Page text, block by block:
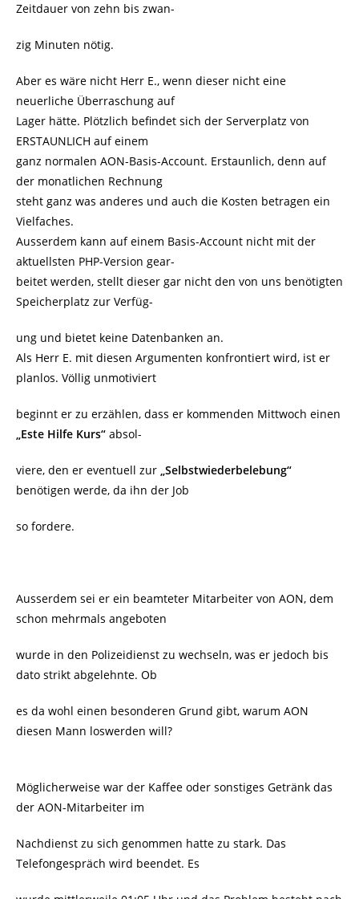
Zeitdauer von zehn bis zwan-
zig Minuten nötig.
Aber es wäre nicht Herr E., wenn dieser nicht eine
neuerliche Überraschung auf
Lager hätte. Plötzlich befindet sich der Serverplatz von
ERSTAUNLICH auf einem
ganz normalen AON-Basis-Account. Erstaunlich, denn auf
der monatlichen Rechnung
steht ganz was anderes und auch die Kosten betragen ein
Vielfaches.
Ausserdem kann auf einem Basis-Account nicht mit der
aktuellsten PHP-Version gear-
beitet werden, stellt dieser gar nicht den von uns benötigten
Speicherplatz zur Verfüg-
ung und bietet keine Datenbanken an.
Als Herr E. mit diesen Argumenten konfrontiert wird, ist er
planlos. Völlig unmotiviert
beginnt er zu erzählen, dass er kommenden Mittwoch einen
„Este Hilfe Kurs“ absol-
viere, den er eventuell zur „Selbstwiederbelebung“
benötigen werde, da ihn der Job
so fordere.
Ausserdem sei er ein beamteter Mitarbeiter von AON, dem
schon mehrmals angeboten
wurde in den Polizeidienst zu wechseln, was er jedoch bis
dato strikt abgelehnte. Ob
es da wohl einen besonderen Grund gibt, warum AON
diesen Mann loswerden will?
Möglicherweise war der Kaffee oder sonstiges Getränk das
der AON-Mitarbeiter im
Nachdienst zu sich genommen hatte zu stark. Das
Telefongespräch wird beendet. Es